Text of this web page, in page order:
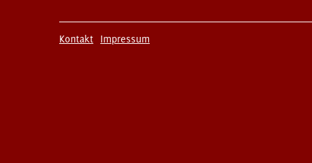
Kontakt Impressum